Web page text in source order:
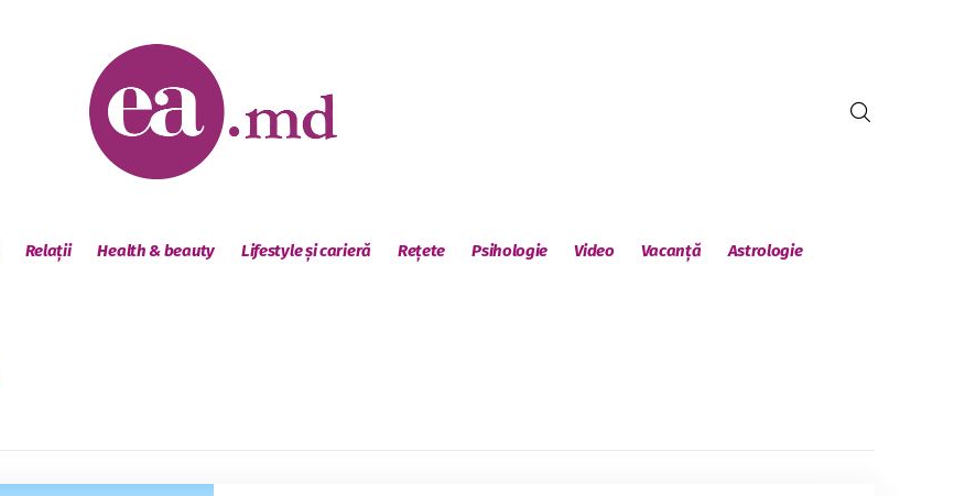
Relații Health & beauty Lifestyle și carieră Rețete Psihologie Video Vacanță Astrologie